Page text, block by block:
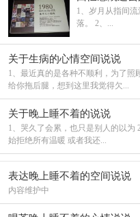
1、岁月从指间
落。 2、...
关于生病的心情空间说说
1、最近真的是各种不顺利，为了
给你拖后腿，想到这里我觉得欠...
关于晚上睡不着的说说
1、哭久了会累，也只是别人的以为
始拒绝所有温暖 或者我还...
表达晚上睡不着的空间说说
内容维护中